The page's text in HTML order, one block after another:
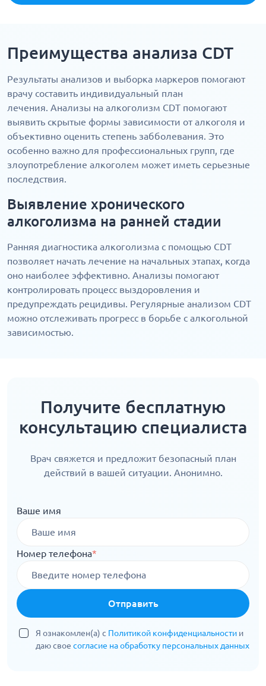
Преимущества анализа CDT
Результаты анализов и выборка маркеров помогают
врачу составить индивидуальный план
лечения. Анализы на алкоголизм CDT помогают
выявить скрытые формы зависимости от алкоголя и
объективно оценить степень забболевания. Это
особенно важно для профессиональных групп, где
злоупотребление алкоголем может иметь серьезные
последствия.
Выявление хронического
алкоголизма на ранней стадии
Ранняя диагностика алкоголизма с помощью CDT
позволяет начать лечение на начальных этапах, когда
оно наиболее эффективно. Анализы помогают
контролировать процесс выздоровления и
предупреждать рецидивы. Регулярные анализом CDT
можно отслеживать прогресс в борьбе с алкогольной
зависимостью.
Получите бесплатную
консультацию специалиста
Врач свяжется и предложит безопасный план
действий в вашей ситуации. Анонимно.
Ваше имя
Номер телефона*
Отправить
Я ознакомлен(а) с Политикой конфиденциальности и
даю свое согласие на обработку персональных данных